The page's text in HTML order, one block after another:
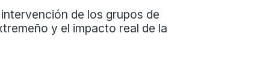
de los grupos de
y el impacto real de la